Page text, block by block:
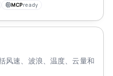
MCPready
风速、波浪、温度、云量和